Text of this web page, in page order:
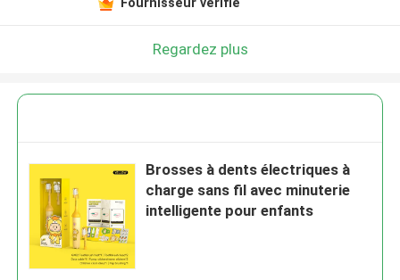
Regardez plus
Brosses à dents électriques à
charge sans fil avec minuterie
intelligente pour enfants